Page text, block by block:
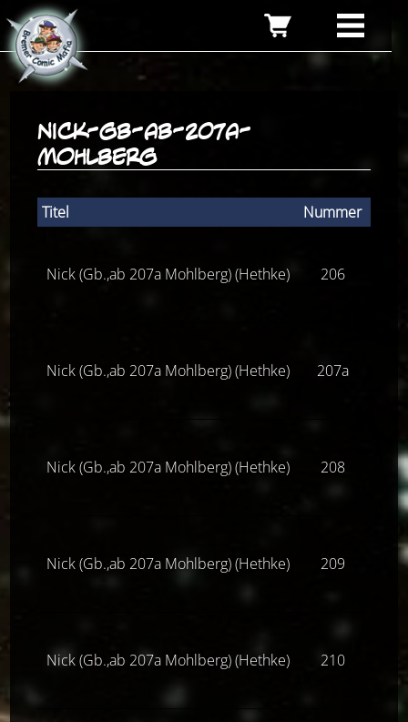
nick-gb-ab-207a-
mohlberg
Titel Nummer
Nick (Gb.,ab 207a Mohlberg) (Hethke) 206
Nick (Gb.,ab 207a Mohlberg) (Hethke) 207a
Nick (Gb.,ab 207a Mohlberg) (Hethke) 208
Nick (Gb.,ab 207a Mohlberg) (Hethke) 209
Nick (Gb.,ab 207a Mohlberg) (Hethke) 210